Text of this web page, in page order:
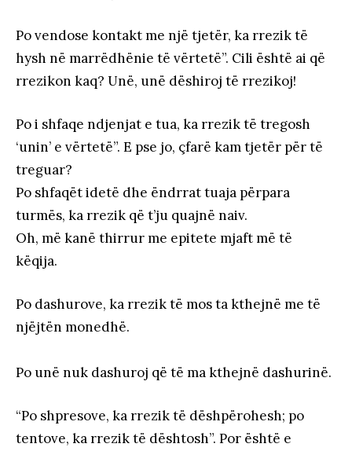
Po vendose kontakt me një tjetër, ka rrezik të
hysh në marrëdhënie të vërtetë”. Cili është ai që
rrezikon kaq? Unë, unë dëshiroj të rrezikoj!
Po i shfaqe ndjenjat e tua, ka rrezik të tregosh
‘unin’ e vërtetë”. E pse jo, çfarë kam tjetër për të
treguar?
Po shfaqët idetë dhe ëndrrat tuaja përpara
turmës, ka rrezik që t’ju quajnë naiv.
Oh, më kanë thirrur me epitete mjaft më të
këqija.
Po dashurove, ka rrezik të mos ta kthejnë me të
njëjtën monedhë.
Po unë nuk dashuroj që të ma kthejnë dashurinë.
“Po shpresove, ka rrezik të dëshpërohesh; po
tentove, ka rrezik të dështosh”. Por është e